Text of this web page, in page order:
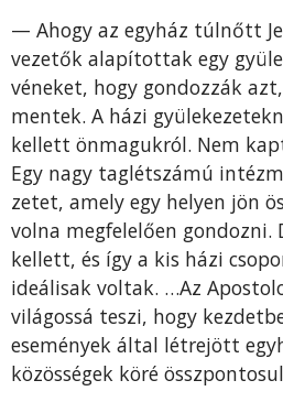
— Ahogy az egyház túlnőtt
vezetők alapítottak egy
véne­ket, hogy gondozzák
mentek. A házi
kellett önmagukról. Nem
Egy nagy taglétszámú
zetet, amely egy helyen jön
volna megfelelően gondozni.
kellett, és így a kis házi
ideálisak voltak. …Az
világossá teszi, hogy
események által létrejött
közösségek köré